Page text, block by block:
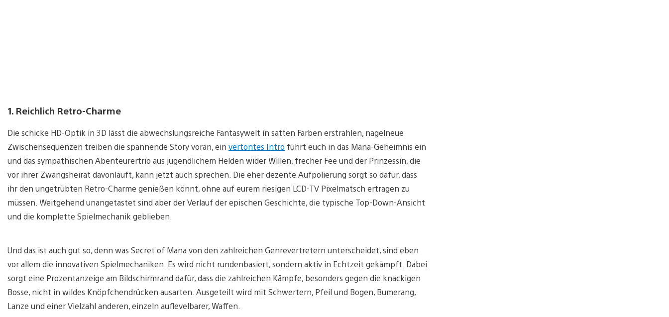
1. Reichlich Retro-Charme
Die schicke HD-Optik in 3D lässt die abwechslungsreiche Fantasywelt in satten Farben erstrahlen, nagelneue
Zwischensequenzen treiben die spannende Story voran, ein vertontes Intro führt euch in das Mana-Geheimnis ein
und das sympathischen Abenteurertrio aus jugendlichem Helden wider Willen, frecher Fee und der Prinzessin, die
vor ihrer Zwangsheirat davonläuft, kann jetzt auch sprechen. Die eher dezente Aufpolierung sorgt so dafür, dass
ihr den ungetrübten Retro-Charme genießen könnt, ohne auf eurem riesigen LCD-TV Pixelmatsch ertragen zu
müssen. Weitgehend unangetastet sind aber der Verlauf der epischen Geschichte, die typische Top-Down-Ansicht
und die komplette Spielmechanik geblieben.
Und das ist auch gut so, denn was Secret of Mana von den zahlreichen Genrevertretern unterscheidet, sind eben
vor allem die innovativen Spielmechaniken. Es wird nicht rundenbasiert, sondern aktiv in Echtzeit gekämpft. Dabei
sorgt eine Prozentanzeige am Bildschirmrand dafür, dass die zahlreichen Kämpfe, besonders gegen die knackigen
Bosse, nicht in wildes Knöpfchendrücken ausarten. Ausgeteilt wird mit Schwertern, Pfeil und Bogen, Bumerang,
Lanze und einer Vielzahl anderen, einzeln auflevelbarer, Waffen.